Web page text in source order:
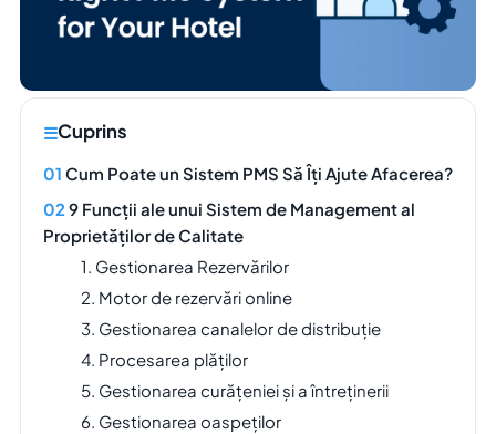
Cuprins
Cum Poate un Sistem PMS Să Îți Ajute Afacerea?
9 Funcții ale unui Sistem de Management al
Proprietăților de Calitate
1. Gestionarea Rezervărilor
2. Motor de rezervări online
3. Gestionarea canalelor de distribuție
4. Procesarea plăților
5. Gestionarea curățeniei și a întreținerii
6. Gestionarea oaspeților